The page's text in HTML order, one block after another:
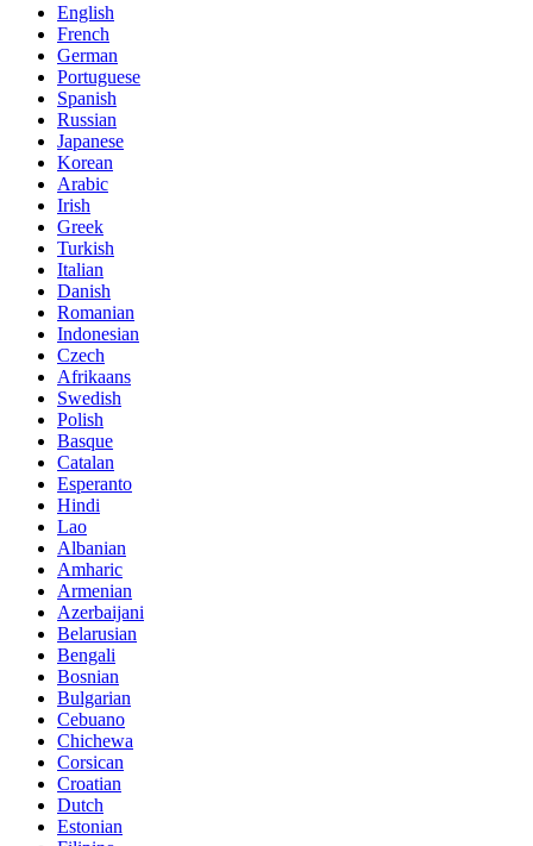
English
French
German
Portuguese
Spanish
Russian
Japanese
Korean
Arabic
Irish
Greek
Turkish
Italian
Danish
Romanian
Indonesian
Czech
Afrikaans
Swedish
Polish
Basque
Catalan
Esperanto
Hindi
Lao
Albanian
Amharic
Armenian
Azerbaijani
Belarusian
Bengali
Bosnian
Bulgarian
Cebuano
Chichewa
Corsican
Croatian
Dutch
Estonian